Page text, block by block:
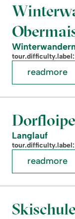
tour.difficulty.label:
readmore
Langlauf
tour.difficulty.label:
readmore